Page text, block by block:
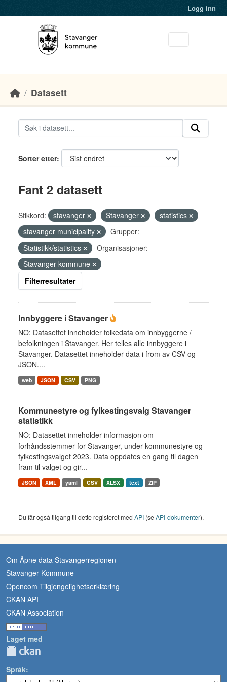
Logg inn
Datasett
Sorter etter
Fant 2 datasett
Stikkord: stavanger Stavanger
statistics
stavanger municipality
Grupper:
Statistikk/statistics
Organisasjoner:
Stavanger kommune
Filterresultater
Innbyggere i Stavanger
NO: Datasettet inneholder folkedata om innbyggerne /
befolkningen i Stavanger. Her telles alle innbyggere i
Stavanger. Datasettet inneholder data i from av CSV og
JSON....
web JSON CSV PNG
Kommunestyre og fylkestingsvalg Stavanger
statistikk
NO: Datasettet inneholder informasjon om
forhåndsstemmer for Stavanger, under kommunestyre og
fylkestingsvalget 2023. Data oppdates en gang til dagen
fram til valget og gir...
JSON XML yaml CSV XLSX text ZIP
Du får også tilgang til dette registeret med API (seAPI-dokumenter).
Om Åpne data Stavangerregionen
Stavanger Kommune
Opencom Tilgjengelighetserklæring
CKAN API
CKAN Association
Laget med
Språk